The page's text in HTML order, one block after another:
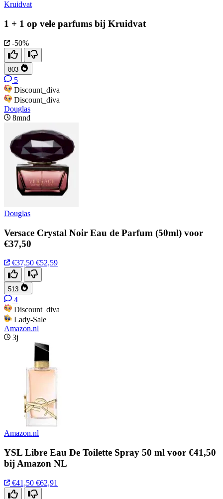
Kruidvat
1 + 1 op vele parfums bij Kruidvat
-50%
803
5
Discount_diva
Discount_diva
Douglas
8mnd
Douglas
Versace Crystal Noir Eau de Parfum (50ml) voor
€37,50
€37,50 €52,59
513
4
Discount_diva
Lady-Sale
Amazon.nl
3j
Amazon.nl
YSL Libre Eau De Toilette Spray 50 ml voor €41,50
bij Amazon NL
€41,50 €62,91